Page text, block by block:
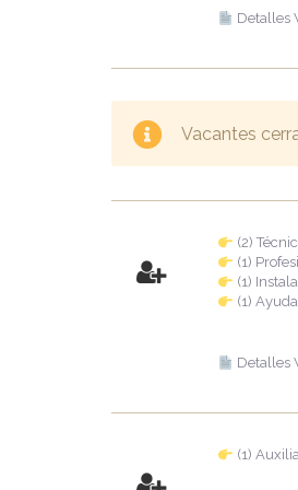
Detalles
Vacantes
(2)
(1)
(1)
(1)
Detalles
(1)